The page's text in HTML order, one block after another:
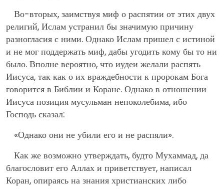
Во-вторых, заимствуя миф о распятии от этих двух
религий, Ислам устранил бы значимую причину
разногласия с ними. Однако Ислам пришел с истиной
и не мог поддержать миф, дабы угодить кому бы то ни
было. Вполне вероятно, что иудеи желали распять
Иисуса, так как о их враждебности к пророкам Бога
говорится в Библии и Коране. Однако в отношении
Иисуса позиция мусульман непоколебима, ибо
Господь сказал:
«Однако они не убили его и не распяли».
Как же возможно утверждать, будто Мухаммад, да
благословит его Аллах и приветствует, написал
Коран, опираясь на знания христианских либо